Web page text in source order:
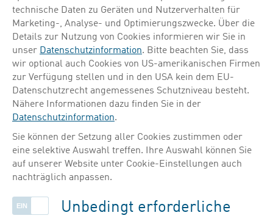
Stärkung Österreichs alsWirtschafts-,
Produktions-, Forschungs- und
Studienstandortein. Sie steht für eine
erfolgreiche Zusammenarbeit zwischen
Wirtschaft und Wissenschaft. Dies dient der
Weiterentwicklung der (Wissens-)Gesellschaft
und einer modernen Gesundheitsversorgung.
Für einen starken Standort braucht es auch
starke Impulse! Die Weichen für einen
international wettbewerbsfähigen und
modernen Standort müssen jetzt gestellt
werden.
technische Daten zu Geräten und Nutzerverhalten für
Marketing-, Analyse- und Optimierungszwecke. Über die
Details zur Nutzung von Cookies informieren wir Sie in
unser Datenschutzinformation. Bitte beachten Sie, dass
wir optional auch Cookies von US-amerikanischen Firmen
zur Verfügung stellen und in den USA kein dem EU-
Datenschutzrecht angemessenes Schutzniveau besteht.
Nähere Informationen dazu finden Sie in der
Datenschutzinformation.
Sie können der Setzung aller Cookies zustimmen oder
eine selektive Auswahl treffen. Ihre Auswahl können Sie
auf unserer Website unter Cookie-Einstellungen auch
nachträglich anpassen.
Unbedingt erforderliche